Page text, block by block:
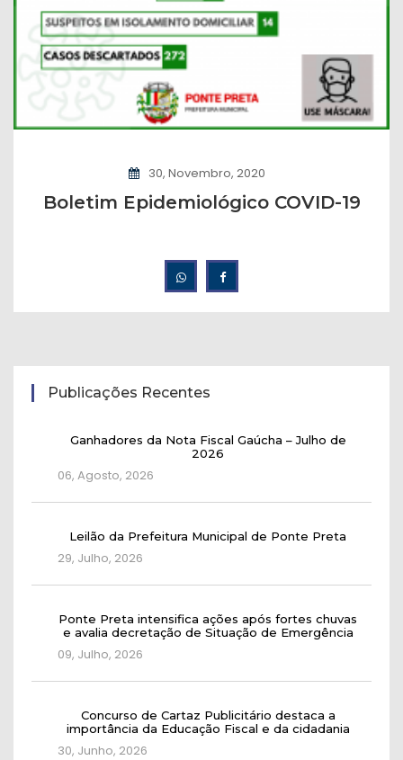
30, Novembro, 2020
Boletim Epidemiológico COVID-19
Publicações Recentes
Ganhadores da Nota Fiscal Gaúcha – Julho de
2026
06, Agosto, 2026
Leilão da Prefeitura Municipal de Ponte Preta
29, Julho, 2026
Ponte Preta intensifica ações após fortes chuvas
e avalia decretação de Situação de Emergência
09, Julho, 2026
Concurso de Cartaz Publicitário destaca a
importância da Educação Fiscal e da cidadania
30, Junho, 2026